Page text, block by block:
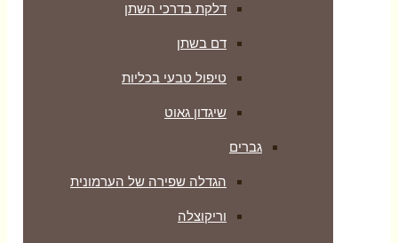
דלקת בדרכי השתן
דם בשתן
טיפול טבעי בכליות
שיגדון גאוט
גברים
הגדלה שפירה של הערמונית
וריקוצלה